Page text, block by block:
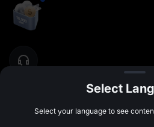
MEXC.COM
Select
Select your language to see